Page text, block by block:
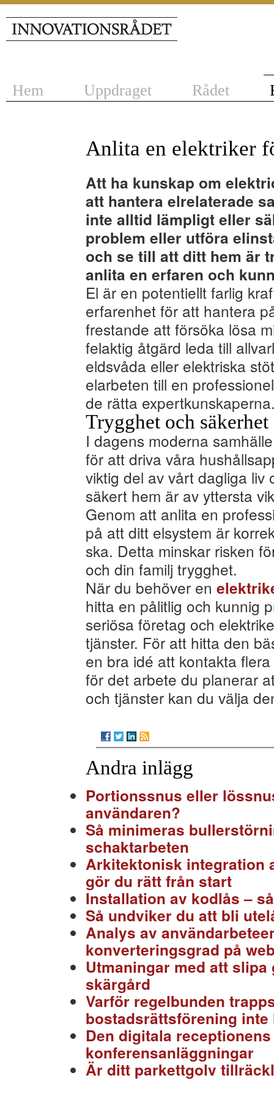
Hem Uppdraget Rådet
Anlita en elektriker
Att ha kunskap om
att hantera elrelaterade
inte alltid lämpligt eller
problem eller utföra
och se till att ditt hem är
anlita en erfaren och
El är en potentiellt farlig
erfarenhet för att hantera
frestande att försöka lösa
felaktig åtgärd leda till
eldsvåda eller elektriska
elarbeten till en
de rätta
Trygghet och
I dagens moderna
för att driva våra
viktig del av vårt dagliga
säkert hem är av yttersta
Genom att anlita en
på att ditt elsystem är
ska. Detta minskar risken
och din familj trygghet.
När du behöver en
hitta en pålitlig och kunnig
seriösa företag och
tjänster. För att hitta den
en bra idé att kontakta
för det arbete du planerar
och tjänster kan du välja
Andra inlägg
Portionssnus eller
användaren?
Så minimeras
schaktarbeten
Arkitektonisk integration
gör du rätt från start
Installation av kodlås –
Så undviker du att bli
Analys av
konverteringsgrad på
Utmaningar med att
skärgård
Varför regelbunden
bostadsrättsförening
Den digitala
konferensanläggningar
Är ditt parkettgolv